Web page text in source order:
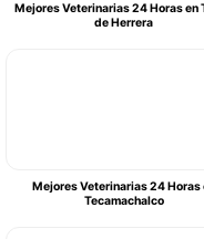
Mejores Veterinarias 24 Horas en
de Herrera
Mejores Veterinarias 24 Horas
Tecamachalco